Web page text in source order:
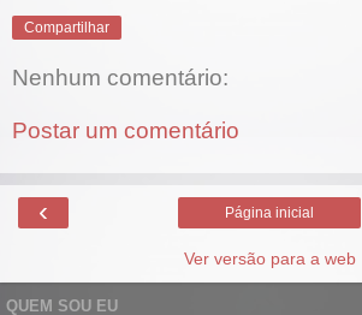
Compartilhar
Nenhum comentário:
Postar um comentário
‹ Página inicial
Ver versão para a web
QUEM SOU EU